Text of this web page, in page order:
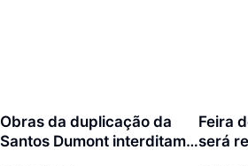
Obras da duplicação da
Santos Dumont interditam
Feira
será